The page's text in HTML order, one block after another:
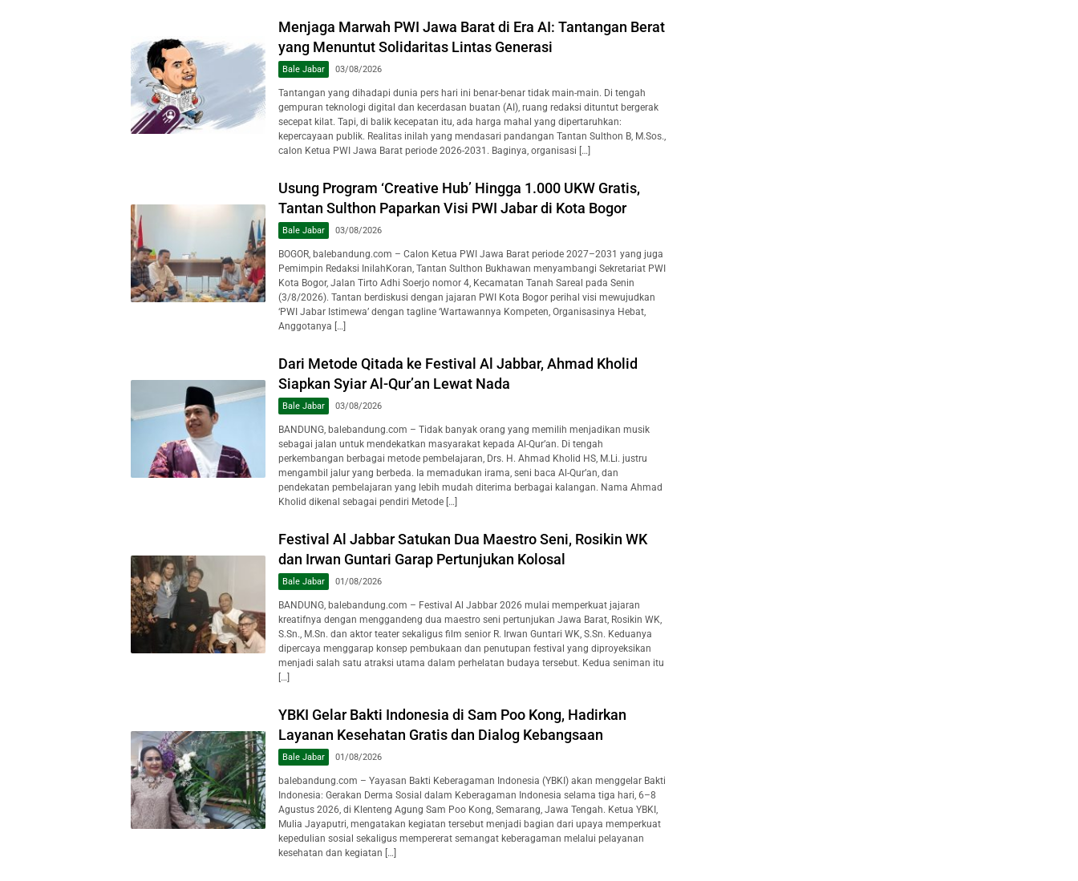
Menjaga Marwah PWI Jawa Barat di Era AI: Tantangan Berat
yang Menuntut Solidaritas Lintas Generasi
Bale Jabar 03/08/2026
Tantangan yang dihadapi dunia pers hari ini benar-benar tidak main-main. Di tengah
gempuran teknologi digital dan kecerdasan buatan (AI), ruang redaksi dituntut bergerak
secepat kilat. Tapi, di balik kecepatan itu, ada harga mahal yang dipertaruhkan:
kepercayaan publik. Realitas inilah yang mendasari pandangan Tantan Sulthon B, M.Sos.,
calon Ketua PWI Jawa Barat periode 2026-2031. Baginya, organisasi […]
Usung Program ‘Creative Hub’ Hingga 1.000 UKW Gratis,
Tantan Sulthon Paparkan Visi PWI Jabar di Kota Bogor
Bale Jabar 03/08/2026
BOGOR, balebandung.com – Calon Ketua PWI Jawa Barat periode 2027–2031 yang juga
Pemimpin Redaksi InilahKoran, Tantan Sulthon Bukhawan menyambangi Sekretariat PWI
Kota Bogor, Jalan Tirto Adhi Soerjo nomor 4, Kecamatan Tanah Sareal pada Senin
(3/8/2026). Tantan berdiskusi dengan jajaran PWI Kota Bogor perihal visi mewujudkan
‘PWI Jabar Istimewa’ dengan tagline ‘Wartawannya Kompeten, Organisasinya Hebat,
Anggotanya […]
Dari Metode Qitada ke Festival Al Jabbar, Ahmad Kholid
Siapkan Syiar Al-Qur’an Lewat Nada
Bale Jabar 03/08/2026
BANDUNG, balebandung.com – Tidak banyak orang yang memilih menjadikan musik
sebagai jalan untuk mendekatkan masyarakat kepada Al-Qur’an. Di tengah
perkembangan berbagai metode pembelajaran, Drs. H. Ahmad Kholid HS, M.Li. justru
mengambil jalur yang berbeda. Ia memadukan irama, seni baca Al-Qur’an, dan
pendekatan pembelajaran yang lebih mudah diterima berbagai kalangan. Nama Ahmad
Kholid dikenal sebagai pendiri Metode […]
Festival Al Jabbar Satukan Dua Maestro Seni, Rosikin WK
dan Irwan Guntari Garap Pertunjukan Kolosal
Bale Jabar 01/08/2026
BANDUNG, balebandung.com – Festival Al Jabbar 2026 mulai memperkuat jajaran
kreatifnya dengan menggandeng dua maestro seni pertunjukan Jawa Barat, Rosikin WK,
S.Sn., M.Sn. dan aktor teater sekaligus film senior R. Irwan Guntari WK, S.Sn. Keduanya
dipercaya menggarap konsep pembukaan dan penutupan festival yang diproyeksikan
menjadi salah satu atraksi utama dalam perhelatan budaya tersebut. Kedua seniman itu
[…]
YBKI Gelar Bakti Indonesia di Sam Poo Kong, Hadirkan
Layanan Kesehatan Gratis dan Dialog Kebangsaan
Bale Jabar 01/08/2026
balebandung.com – Yayasan Bakti Keberagaman Indonesia (YBKI) akan menggelar Bakti
Indonesia: Gerakan Derma Sosial dalam Keberagaman Indonesia selama tiga hari, 6–8
Agustus 2026, di Klenteng Agung Sam Poo Kong, Semarang, Jawa Tengah. Ketua YBKI,
Mulia Jayaputri, mengatakan kegiatan tersebut menjadi bagian dari upaya memperkuat
kepedulian sosial sekaligus mempererat semangat keberagaman melalui pelayanan
kesehatan dan kegiatan […]